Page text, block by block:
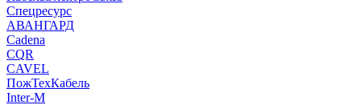
Спецресурс
АВАНГАРД
Cadena
CQR
CAVEL
ПожТехКабель
Inter-M